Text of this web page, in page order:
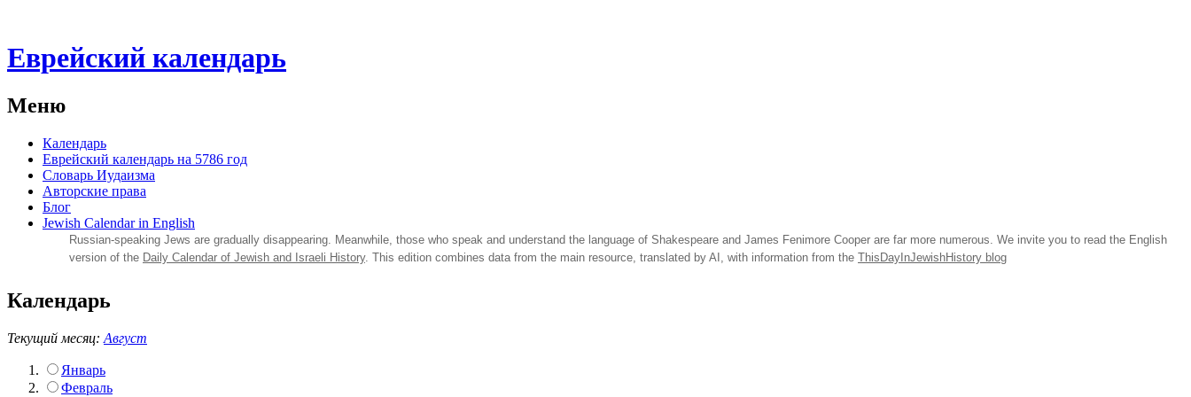
Еврейский календарь
Меню
Календарь
Еврейский календарь на 5786 год
Словарь Иудаизма
Авторские права
Блог
Jewish Calendar in English
Russian‑speaking Jews are gradually disappearing. Meanwhile, those who speak and understand the language of Shakespeare and James Fenimore Cooper are far more numerous. We invite you to read the English
version of the Daily Calendar of Jewish and Israeli History. This edition combines data from the main resource, translated by AI, with information from the ThisDayInJewishHistory blog
Календарь
Текущий месяц: Август
Январь
Февраль